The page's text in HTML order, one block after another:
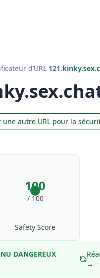
d’URL
une autre URL pour la
100
/ 100
Safety Score
DANGEREUX
→